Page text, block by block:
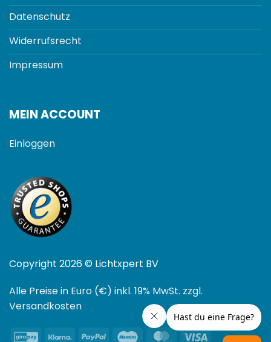
Datenschutz
Widerrufsrecht
Impressum
MEIN ACCOUNT
Einloggen
Copyright 2026 © Lichtxpert BV
Alle Preise in Euro (€) inkl. 19% MwSt. zzgl.
Versandkosten
GiroPayKlarna PayPal Maestro MasterCard
Visa